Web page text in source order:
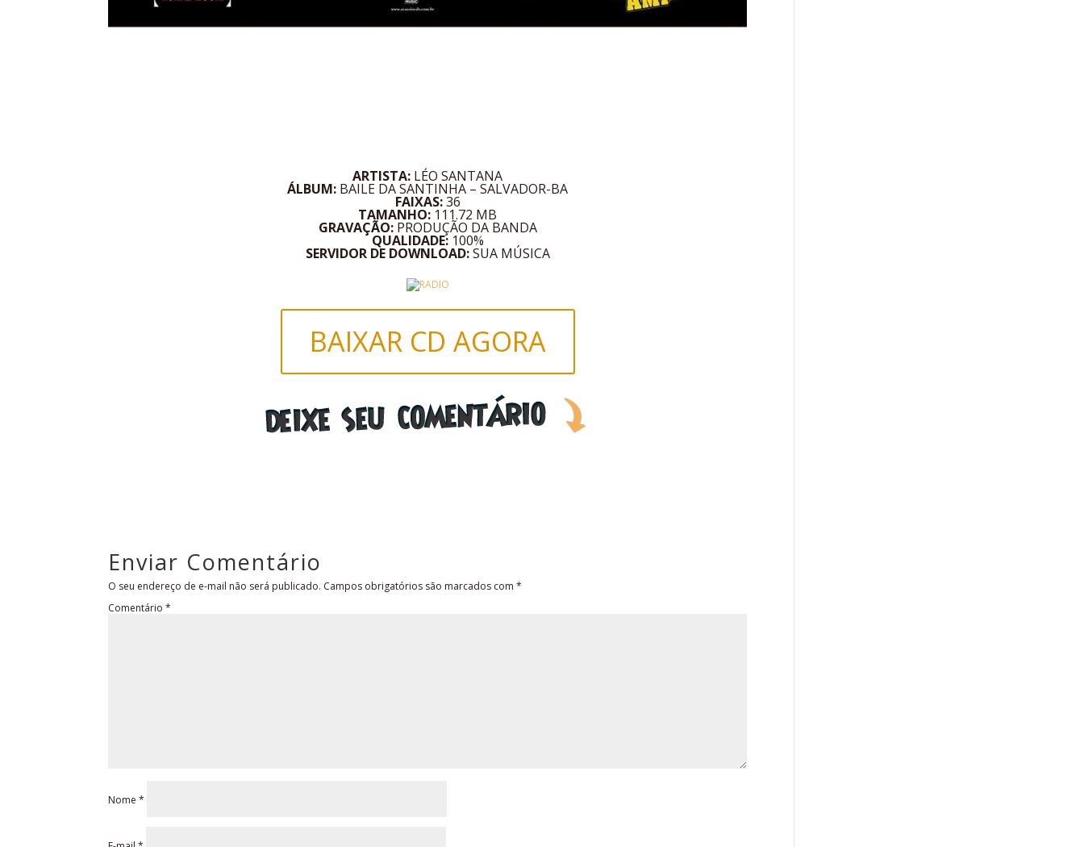
ARTISTA: LÉO SANTANA
ÁLBUM: BAILE DA SANTINHA – SALVADOR-BA
FAIXAS:36
TAMANHO: 111.72 MB
GRAVAÇÃO: PRODUÇÃO DA BANDA
QUALIDADE: 100%
SERVIDOR DE DOWNLOAD:SUA MÚSICA
BAIXAR CD AGORA
Enviar Comentário
O seu endereço de e-mail não será publicado. Campos obrigatórios são marcados com*
Comentário*
Nome*